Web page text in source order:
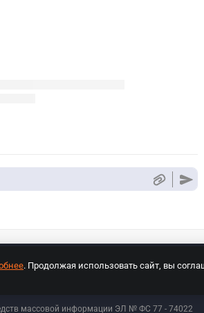
массовой информации ЭЛ № ФС 77 - 74022
. Продолжая использовать сайт, вы